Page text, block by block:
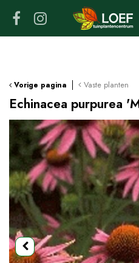
Vorige pagina Vaste planten
Echinacea purpurea